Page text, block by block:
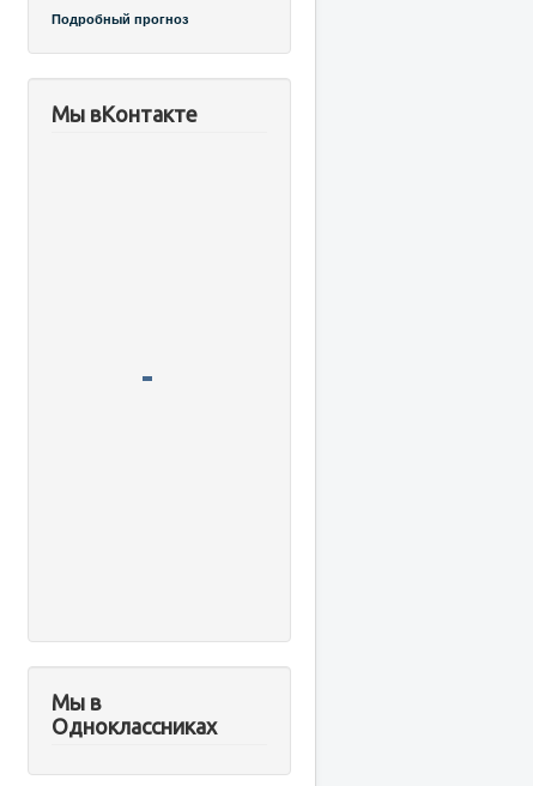
Подробный прогноз
Мы вКонтакте
Мы в
Одноклассниках